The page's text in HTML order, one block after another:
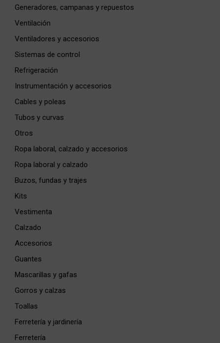
Generadores, campanas y repuestos
Ventilación
Ventiladores y accesorios
Sistemas de control
Refrigeración
Instrumentación y accesorios
Cables y poleas
Tubos y curvas
Otros
Ropa laboral, calzado y accesorios
Ropa laboral y calzado
Buzos, fundas y trajes
Kits
Vestimenta
Calzado
Accesorios
Guantes
Mascarillas y gafas
Gorros y calzas
Toallas
Ferretería y jardinería
Ferretería